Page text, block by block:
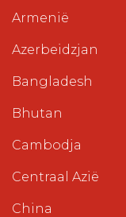
Armenië
Azerbeidzjan
Bangladesh
Bhutan
Cambodja
Centraal Azië
China